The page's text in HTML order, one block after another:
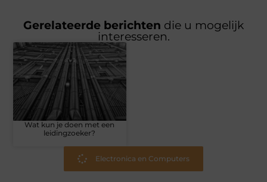
Gerelateerde berichten die u mogelijk
interesseren.
Wat kun je doen met een
leidingzoeker?
Electronica en Computers